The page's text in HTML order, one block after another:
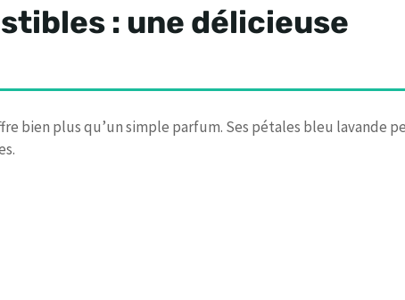
: une délicieuse
bien plus qu’un simple parfum. Ses pétales bleu lavande